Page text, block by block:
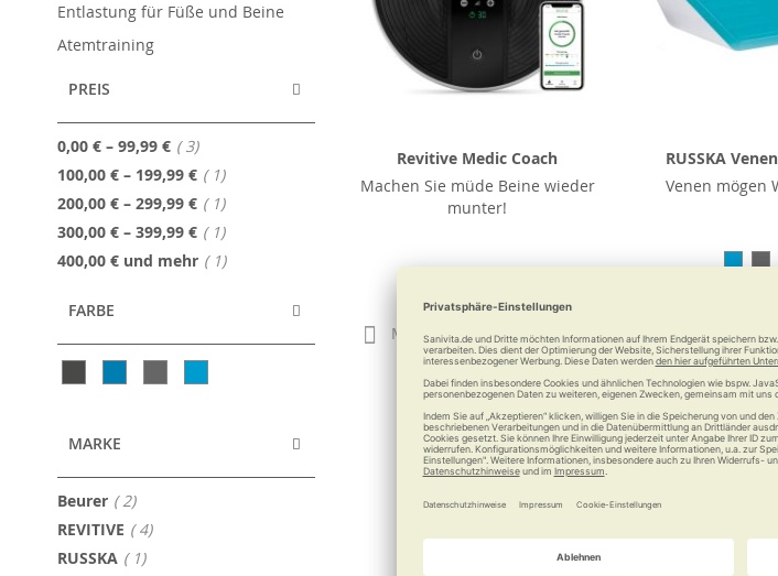
Revitive Medic Coach
Machen Sie müde Beine wieder
munter!
Merken Vergleichen
RUSSKA
Venen mögen
Merken
Entlastung für Füße und Beine
Atemtraining
PREIS
0,00 € – 99,99 € 3Artikel
100,00 € – 199,99 € 1Artikel
200,00 € – 299,99 € 1Artikel
300,00 € – 399,99 € 1Artikel
400,00 € und mehr 1Artikel
FARBE
MARKE
Beurer 2Artikel
REVITIVE 4Artikel
RUSSKA 1Artikel